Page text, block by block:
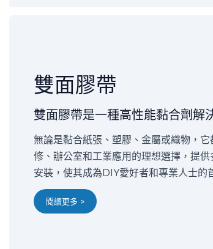
雙面膠帶
雙面膠帶是一種高性能黏合劑解
無論是黏合紙張、塑膠、金屬或織物，
修、辦公室和工業應用的理想選擇，提
安裝，使其成為DIY愛好者和專業人士的
閱讀更多 >